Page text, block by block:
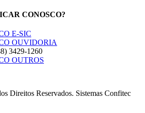
CONOSCO?
E-SIC
OUVIDORIA
3429-1260
OUTROS
Direitos Reservados. Sistemas Confitec